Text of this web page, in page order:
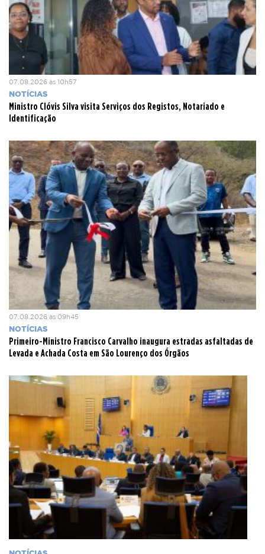
07.08.2026 às 10h57
NOTÍCIAS
Ministro Clóvis Silva visita Serviços dos Registos, Notariado e
Identificação
07.08.2026 às 09h45
NOTÍCIAS
Primeiro-Ministro Francisco Carvalho inaugura estradas asfaltadas de
Levada e Achada Costa em São Lourenço dos Órgãos